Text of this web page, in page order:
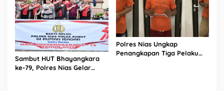
Sambut HUT Bhayangkara
ke-79, Polres Nias Gelar
Polres Nias Ungkap
Penangkapan Tiga Pelaku